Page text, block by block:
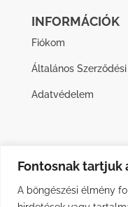
Fontosnak tartjuk
A böngészési élmény
INFORMÁCIÓK
Fiókom
Általános
Adatvédelem